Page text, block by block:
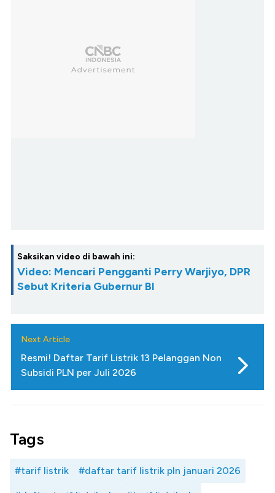
Saksikan video di bawah ini:
Video: Mencari Pengganti Perry Warjiyo, DPR
Sebut Kriteria Gubernur BI
Next Article
Resmi! Daftar Tarif Listrik 13 Pelanggan Non
Subsidi PLN per Juli 2026
Tags
#tarif listrik #daftar tarif listrik pln januari 2026